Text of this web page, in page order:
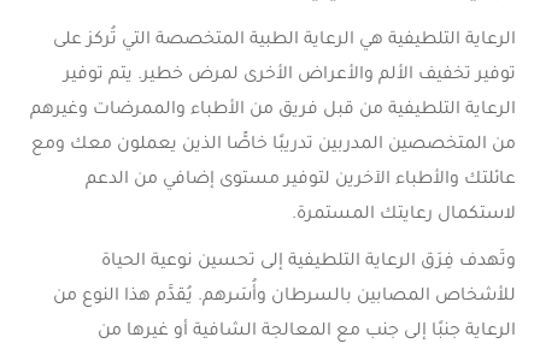
الرعاية التلطيفية هي الرعاية الطبية المتخصصة التي تُركز على
توفير تخفيف الألم والأعراض الأخرى لمرض خطير. يتم توفير
الرعاية التلطيفية من قبل فريق من الأطباء والممرضات وغيرهم
من المتخصصين المدربين تدريبًا خاصًّا الذين يعملون معك ومع
عائلتك والأطباء الآخرين لتوفير مستوى إضافي من الدعم
لاستكمال رعايتك المستمرة.
وتَهدف فِرَق الرعاية التلطيفية إلى تحسين نوعية الحياة
للأشخاص المصابين بالسرطان وأُسَرهم. يُقدَّم هذا النوع من
الرعاية جنبًا إلى جنب مع المعالجة الشافية أو غيرها من